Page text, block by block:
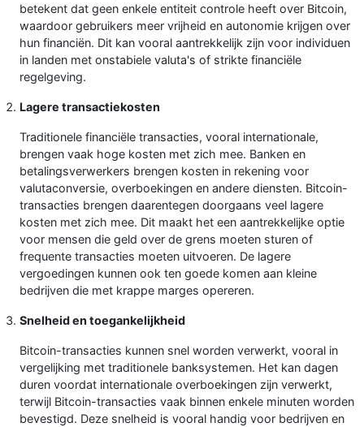
betekent dat geen enkele entiteit controle heeft over Bitcoin,
waardoor gebruikers meer vrijheid en autonomie krijgen over
hun financiën. Dit kan vooral aantrekkelijk zijn voor individuen
in landen met onstabiele valuta's of strikte financiële
regelgeving.
Lagere transactiekosten
Traditionele financiële transacties, vooral internationale,
brengen vaak hoge kosten met zich mee. Banken en
betalingsverwerkers brengen kosten in rekening voor
valutaconversie, overboekingen en andere diensten. Bitcoin-
transacties brengen daarentegen doorgaans veel lagere
kosten met zich mee. Dit maakt het een aantrekkelijke optie
voor mensen die geld over de grens moeten sturen of
frequente transacties moeten uitvoeren. De lagere
vergoedingen kunnen ook ten goede komen aan kleine
bedrijven die met krappe marges opereren.
Snelheid en toegankelijkheid
Bitcoin-transacties kunnen snel worden verwerkt, vooral in
vergelijking met traditionele banksystemen. Het kan dagen
duren voordat internationale overboekingen zijn verwerkt,
terwijl Bitcoin-transacties vaak binnen enkele minuten worden
bevestigd. Deze snelheid is vooral handig voor bedrijven en